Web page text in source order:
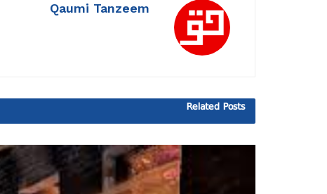
Qaumi Tanzeem
Related Posts